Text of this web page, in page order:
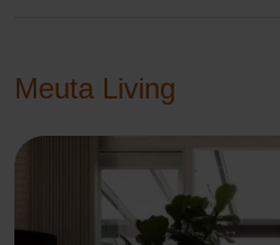
Meuta Living